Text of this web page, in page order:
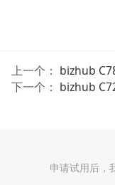
上一个： bizhub
下一个： bizhub
申请试用后，